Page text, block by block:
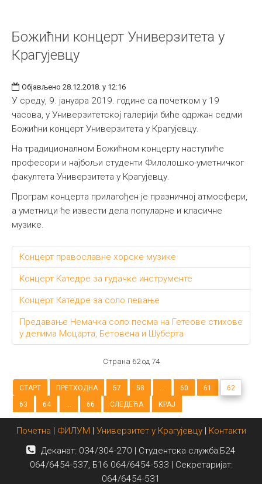
Божићни концерт Универзитета у
Крагујевцу
Објављено 28.12.2018. у 12:16
У среду, 9. јануара 2019. године са почетком у 19
часова, у Универзитетској галерији биће одржан седми
Божићни концерт Универзитета у Крагујевцу.
На традиционалном Божићном концерту наступиће
професори и најбољи студенти Филолошко-уметничког
факултета Универзитета у Крагујевцу.
Програм концерта прилагођен је празничној атмосфери,
а уметници ће извести дела популарне и класичне
музике.
Концерт православне хорске музике
Концерт Катедре за гудачке инструменте
Концерт Катедре за соло певање
Предавање Немачка соло песма на Гетеове стихове
у делима Моцарта, Бетовена и Шуберта
Страна 62 од 74
СТАРТ ПРЕТХОДНА 57 58 60 61
62
63
64 66 СЛЕДЕЋА КРАЈ
Почетна | ФИЛУМ | Универзитет у Крагујевцу| Контакти
Деканат: 034/304-270 | Студентска служба:Б24
064/6454-537, Б16 064/6454-533 | Секретаријат:
064/6454-531